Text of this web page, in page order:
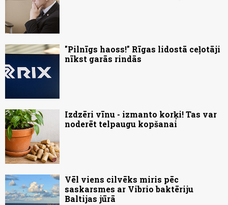
"Pilnīgs haoss!" Rīgas lidostā ceļotāji
nīkst garās rindās
Izdzēri vīnu - izmanto korķi! Tas var
noderēt telpaugu kopšanai
Vēl viens cilvēks miris pēc
saskarsmes ar Vibrio baktēriju
Baltijas jūrā